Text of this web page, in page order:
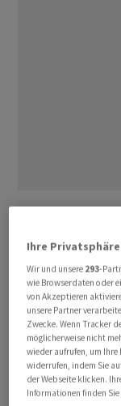
vergangenen
gestiegen:
Kanäle am
Kreativen
verdienen.»
Urhebern mehr
Plattform. «Wir
Milliarden Dollar
Ihre
Wir und unsere 293-
wie Browserdaten oder
von Akzeptieren
unsere Partner
Zwecke. Wenn Tracker
möglicherweise nicht
wieder aufrufen, um
widerrufen, indem Sie
der Webseite klicken.
Informationen finden